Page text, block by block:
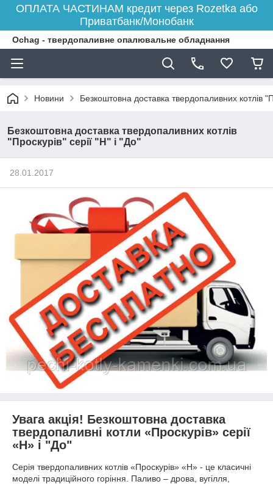
ОПЛАТА ЧАСТИНАМ кредит через Rozetka або
Приватбанк/Монобанк
Ochag - твердопаливне опалювальне обладнання
Новини Безкоштовна доставка твердопаливних котлів
Безкоштовна доставка твердопаливних котлів
"Проскурів" серії "Н" і "До"
28.01.2017
Увага акція! Безкоштовна доставка
твердопаливні котли «Проскурів» серії
«Н» і "До"
Серія твердопаливних котлів «Проскурів» «Н» - це класичні
моделі традиційного горіння. Паливо – дрова, вугілля,